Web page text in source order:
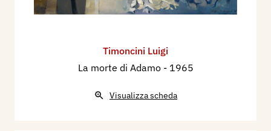
Timoncini Luigi
La morte di Adamo - 1965
Visualizza scheda